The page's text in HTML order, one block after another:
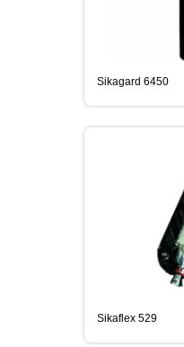
Sikagard 6450
Sikaflex 529